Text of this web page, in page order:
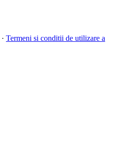
· Termeni si conditii de utilizare a